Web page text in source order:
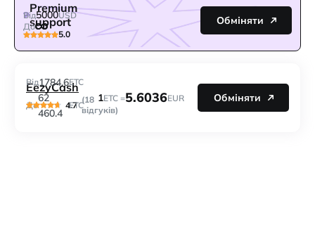
Premium
support
5.0
Від5000USD
До
Обміняти
EezyCash
4.7 (18
відгуків)
Від1784.6ETC
До
62
460.4
ETC
1ETC =5.6036EUR Обміняти